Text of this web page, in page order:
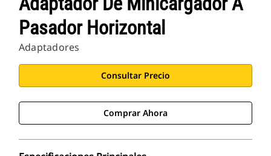
Pasador Horizontal
Adaptadores
Consultar Precio
Comprar Ahora